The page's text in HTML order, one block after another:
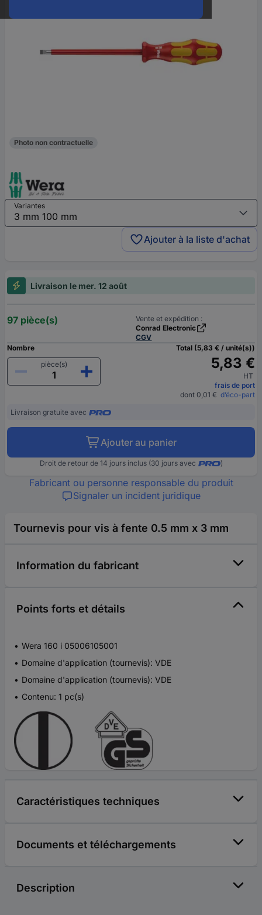
Photo non contractuelle
Variantes
Ajouter à la liste d'achat
Livraison le mer. 12 août
97 pièce(s)
Vente et expédition :
Conrad Electronic
CGV
Nombre
pièce(s)
Total (5,83 € / unité(s))
5,83 €
HT
frais de port
dont 0,01 € d’éco-part
Livraison gratuite avec
Ajouter au panier
Droit de retour de 14 jours inclus (30 jours avec )
Fabricant ou personne responsable du produit
Signaler un incident juridique
Tournevis pour vis à fente 0.5 mm x 3 mm
Information du fabricant
Points forts et détails
Wera 160 i 05006105001
Domaine d'application (tournevis): VDE
Domaine d'application (tournevis): VDE
Contenu: 1 pc(s)
Caractéristiques techniques
Documents et téléchargements
Description